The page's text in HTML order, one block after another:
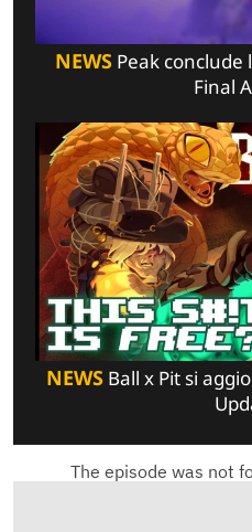
NEWSPeak conclude
Final
NEWS Ball x Pit si